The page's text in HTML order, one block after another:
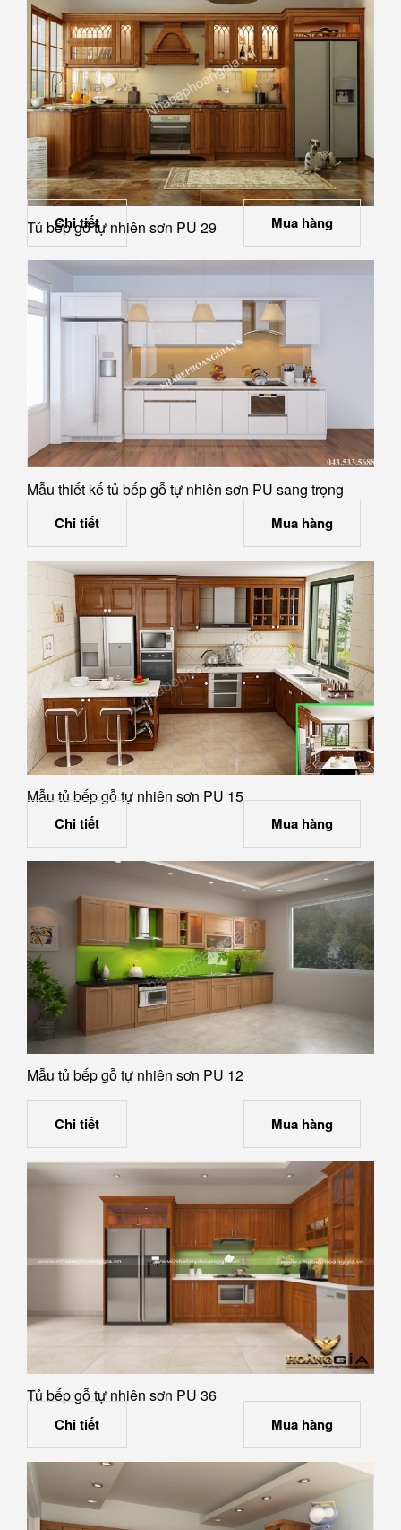
Tủ bếp gỗ tự nhiên sơn PU 29
Chi tiết Mua hàng
Mẫu thiết kế tủ bếp gỗ tự nhiên sơn PU sang trọng
Chi tiết Mua hàng
Mẫu tủ bếp gỗ tự nhiên sơn PU 15
Chi tiết Mua hàng
Mẫu tủ bếp gỗ tự nhiên sơn PU 12
Chi tiết Mua hàng
Tủ bếp gỗ tự nhiên sơn PU 36
Chi tiết Mua hàng